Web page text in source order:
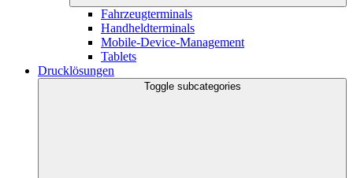
Fahrzeugterminals
Handheldterminals
Mobile-Device-Management
Tablets
Drucklösungen
Toggle subcategories